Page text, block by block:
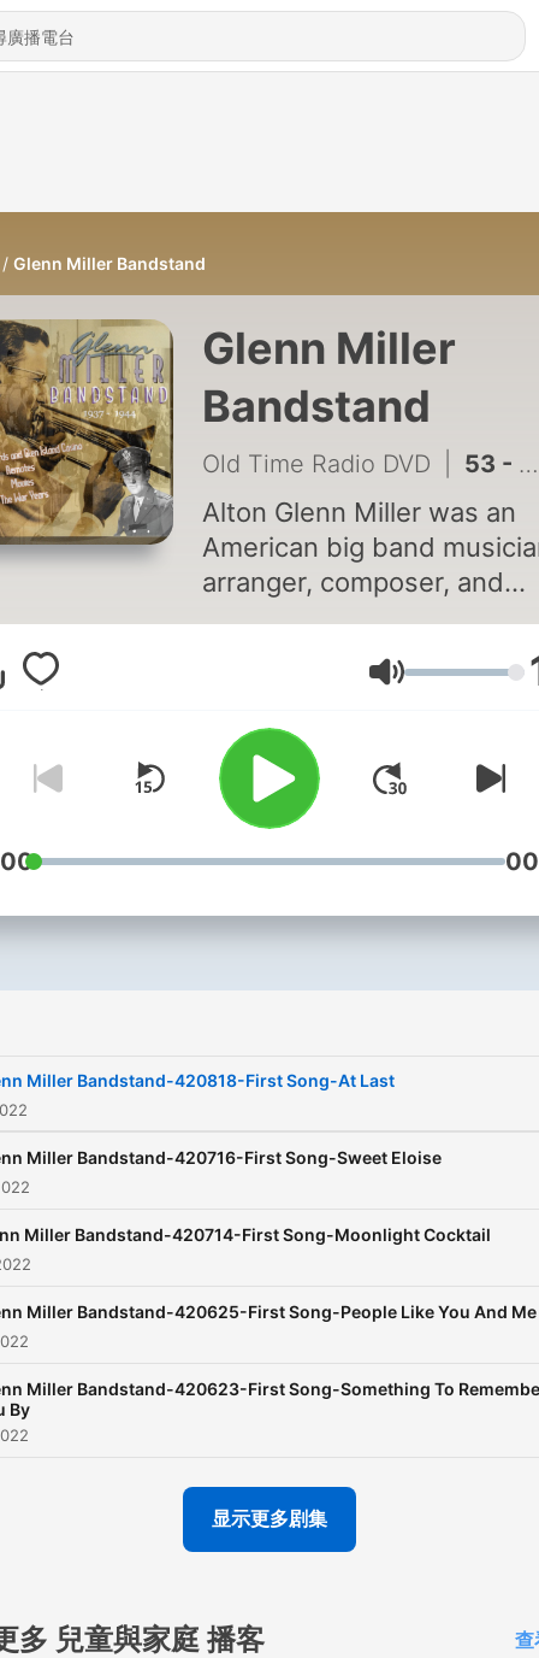
Glenn Miller Bandstand
Glenn Miller
Bandstand
Old Time Radio DVD 53 - Glenn Miller Bandstand-420818-First Song-At Last
Alton Glenn Miller was an
American big band
arranger, composer, and
bandleader in the swing
He was the best-selling
recording artist from 1939
1943, leading one of the
known big bands.
音量
Miller Bandstand-420818-First Song-At Last
Miller Bandstand-420716-First Song-Sweet Eloise
Miller Bandstand-420714-First Song-Moonlight Cocktail
Miller Bandstand-420625-First Song-People Like You And Me
Miller Bandstand-420623-First Song-Something To
By
显示更多剧集
多 兒童與家庭 播客 查